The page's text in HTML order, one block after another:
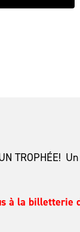
TROPHÉE!
la billetterie